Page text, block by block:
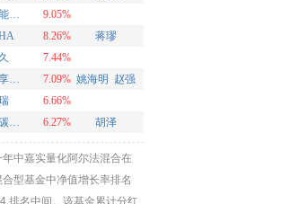
鹏华新能源混合
9.05%
8.26%
蒋璆
7.44%
新华安享多裕定开混合
7.09% 姚海明
赵强
6.66%
永赢低碳环保智选混合发起A
6.27% 胡泽
年中嘉实量化阿尔法混合在
合型基金中净值增长率排名
排名中间。该基金累计分红